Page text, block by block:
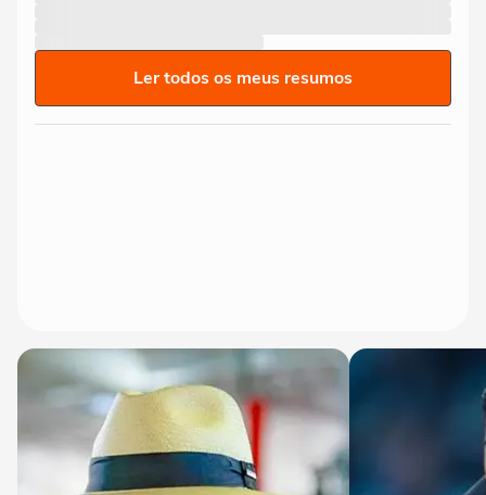
Ler todos os meus resumos